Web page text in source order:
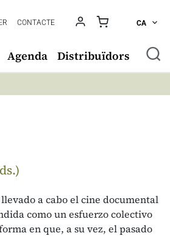
CONTACTE CA
Agenda Distribuïdors
a cabo el cine documental
como un esfuerzo colectivo
en que, a su vez, el pasado